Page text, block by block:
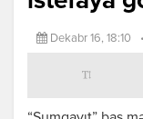
Dekabr 16, 18:10 •